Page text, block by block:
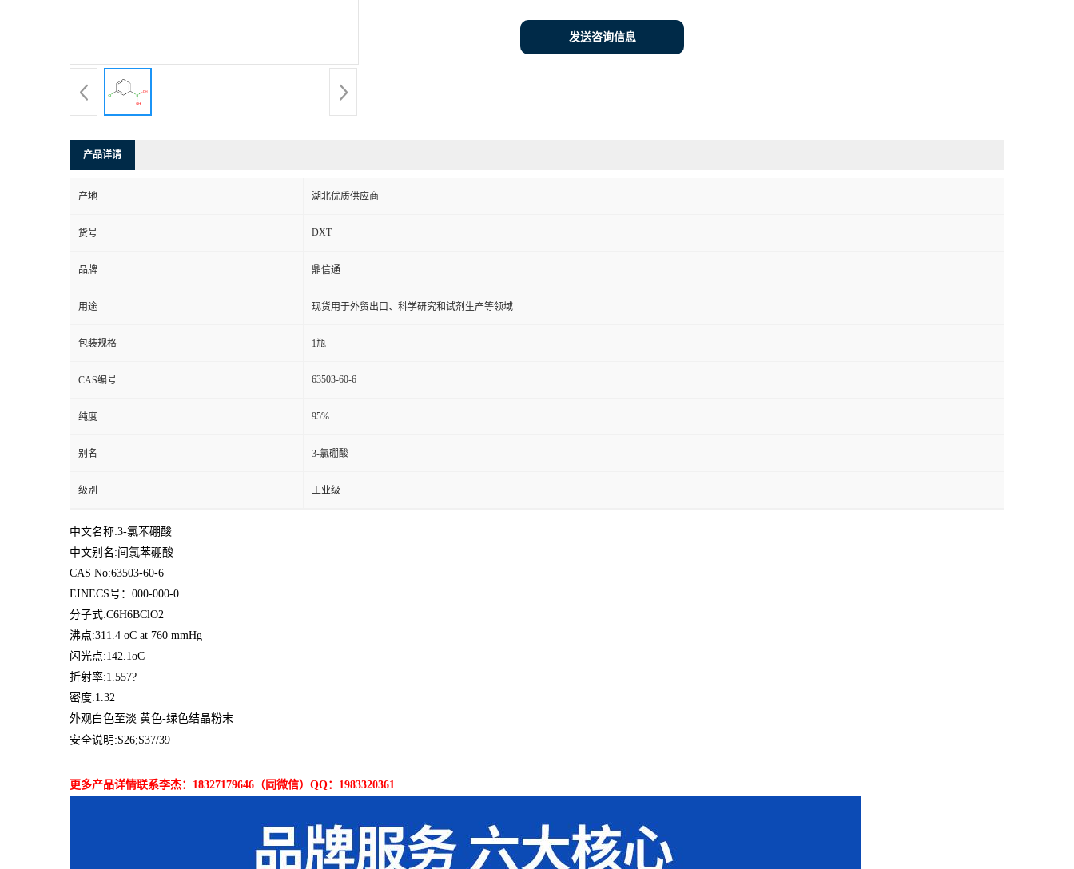
发送咨询信息
产品详请
产地 湖北优质供应商
货号 DXT
品牌 鼎信通
用途 现货用于外贸出口、科学研究和试剂生产等领域
包装规格 1瓶
CAS编号 63503-60-6
纯度 95%
别名 3-氯硼酸
级别 工业级
中文名称:3-氯苯硼酸
中文别名:间氯苯硼酸
CAS No:63503-60-6
EINECS号：000-000-0
分子式:C6H6BClO2
沸点:311.4 oC at 760 mmHg
闪光点:142.1oC
折射率:1.557?
密度:1.32
外观白色至淡 黄色-绿色结晶粉末
安全说明:S26;S37/39
更多产品详情联系李杰：18327179646（同微信）QQ：1983320361